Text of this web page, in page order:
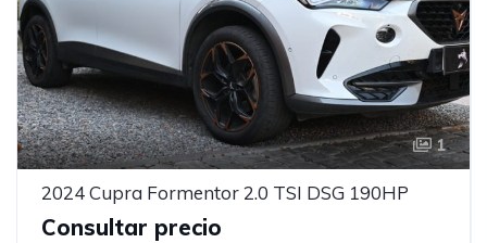
1
2024 Cupra Formentor 2.0 TSI DSG 190HP
Consultar precio